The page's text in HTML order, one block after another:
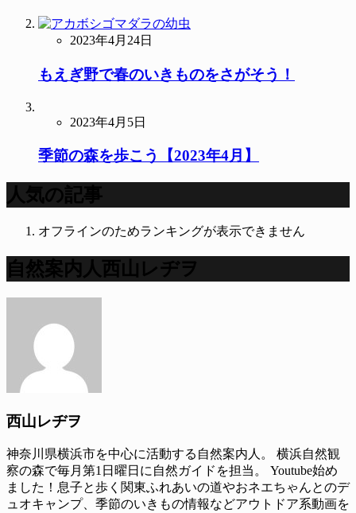
2023年4月24日
もえぎ野で春のいきものをさがそう！
2023年4月5日
季節の森を歩こう【2023年4月】
人気の記事
オフラインのためランキングが表示できません
自然案内人西山レヂヲ
西山レヂヲ
神奈川県横浜市を中心に活動する自然案内人。 横浜自然観
察の森で毎月第1日曜日に自然ガイドを担当。 Youtube始め
ました！息子と歩く関東ふれあいの道やおネエちゃんとのデ
ュオキャンプ、季節のいきもの情報などアウトドア系動画を